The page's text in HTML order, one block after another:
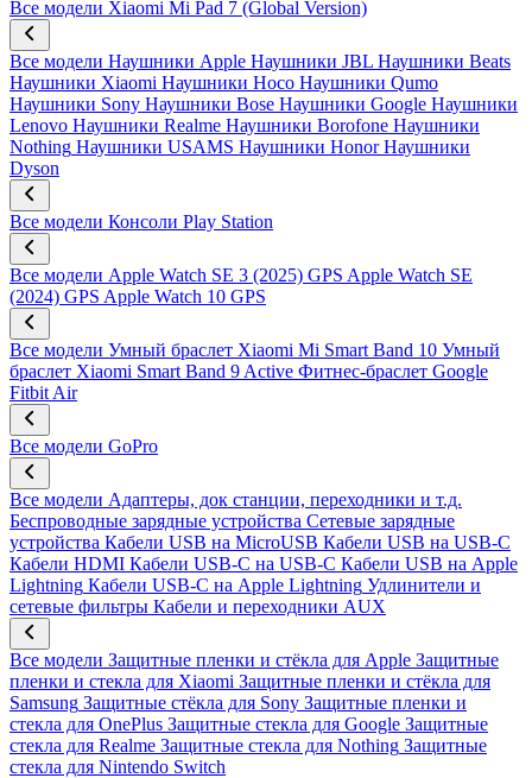
Все модели Xiaomi Mi Pad 7 (Global Version)
Все модели Наушники Apple Наушники JBL Наушники Beats
Наушники Xiaomi Наушники Hoco Наушники Qumo
Наушники Sony Наушники Bose Наушники Google Наушники
Lenovo Наушники Realme Наушники Borofone Наушники
Nothing Наушники USAMS Наушники Honor Наушники
Dyson
Все модели Консоли Play Station
Все модели Apple Watch SE 3 (2025) GPS Apple Watch SE
(2024) GPS Apple Watch 10 GPS
Все модели Умный браслет Xiaomi Mi Smart Band 10 Умный
браслет Xiaomi Smart Band 9 Active Фитнес-браслет Google
Fitbit Air
Все модели GoPro
Все модели Адаптеры, док станции, переходники и т.д.
Беспроводные зарядные устройства Сетевые зарядные
устройства Кабели USB на MicroUSB Кабели USB на USB-C
Кабели HDMI Кабели USB-C на USB-C Кабели USB на Apple
Lightning Кабели USB-C на Apple Lightning Удлинители и
сетевые фильтры Кабели и переходники AUX
Все модели Защитные пленки и стёкла для Apple Защитные
пленки и стекла для Xiaomi Защитные пленки и стёкла для
Samsung Защитные стёкла для Sony Защитные пленки и
стекла для OnePlus Защитные стекла для Google Защитные
стекла для Realme Защитные стекла для Nothing Защитные
стекла для Nintendo Switch